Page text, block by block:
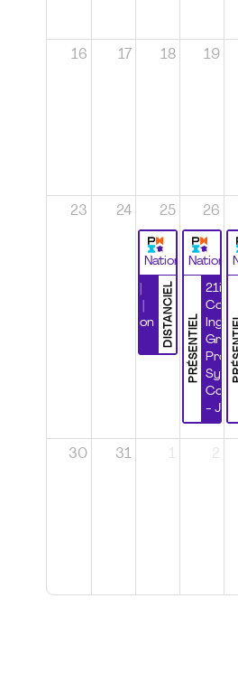
16 17 18 19
23 24 25
National
DISTANCIEL
Certification
26
National
PRÉSENTIEL
-
30 31 1 2